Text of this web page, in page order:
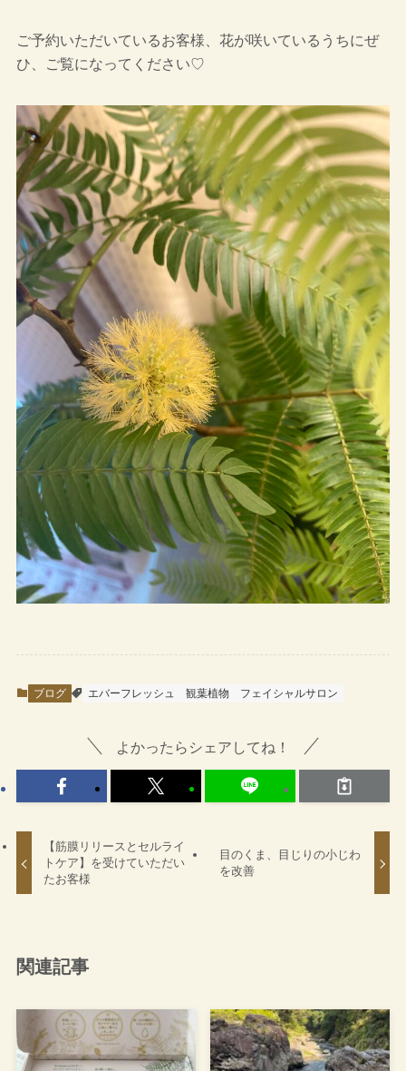
ご予約いただいているお客様、花が咲いているうちにぜ
ひ、ご覧になってください♡
ブログ エバーフレッシュ 観葉植物 フェイシャルサロン
よかったらシェアしてね！
【筋膜リリースとセルライ
トケア】を受けていただい
たお客様
目のくま、目じりの小じわ
を改善
関連記事